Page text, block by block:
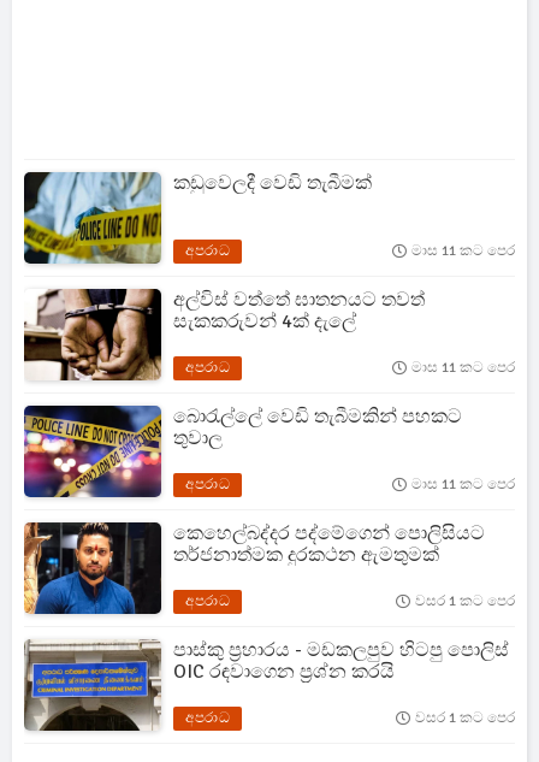
කඩුවෙලදී වෙඩි තැබීමක්
අපරාධ මාස 11 කට පෙර
අල්විස් වත්තේ ඝාතනයට තවත්
සැකකරුවන් 4ක් දැලේ
අපරාධ මාස 11 කට පෙර
බො‍රැල්ලේ වෙඩි තැබීමකින් පහකට
තුවාල
අපරාධ මාස 11 කට පෙර
කෙහෙල්බද්දර පද්මේගෙන් පොලිසියට
තර්ජනාත්මක දුරකථන ඇමතුමක්
අපරාධ වසර 1 කට පෙර
පාස්කු ප්‍රහාරය - මඩකලපුව හිටපු පොලිස්
OIC රඳවාගෙන ප්‍රශ්න කරයි
අපරාධ වසර 1 කට පෙර